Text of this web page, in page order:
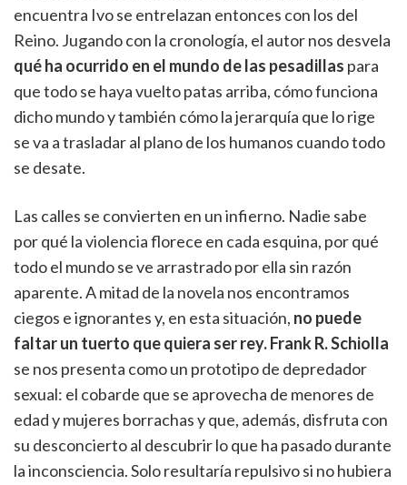
encuentra Ivo se entrelazan entonces con los del
Reino. Jugando con la cronología, el autor nos desvela
qué ha ocurrido en el mundo de las pesadillas para
que todo se haya vuelto patas arriba, cómo funciona
dicho mundo y también cómo la jerarquía que lo rige
se va a trasladar al plano de los humanos cuando todo
se desate.
Las calles se convierten en un infierno. Nadie sabe
por qué la violencia florece en cada esquina, por qué
todo el mundo se ve arrastrado por ella sin razón
aparente. A mitad de la novela nos encontramos
ciegos e ignorantes y, en esta situación, no puede
faltar un tuerto que quiera ser rey. Frank R. Schiolla
se nos presenta como un prototipo de depredador
sexual: el cobarde que se aprovecha de menores de
edad y mujeres borrachas y que, además, disfruta con
su desconcierto al descubrir lo que ha pasado durante
la inconsciencia. Solo resultaría repulsivo si no hubiera